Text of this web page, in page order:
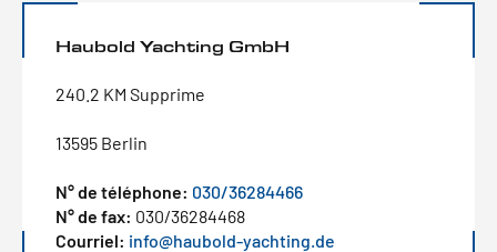
Haubold Yachting GmbH
240.2 KM Supprime
13595 Berlin
N° de téléphone: 030/36284466
N° de fax: 030/36284468
Courriel: info@haubold-yachting.de